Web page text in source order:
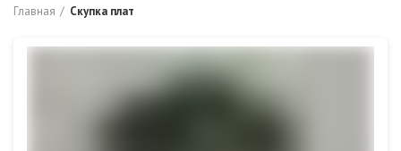
Главная Скупка плат